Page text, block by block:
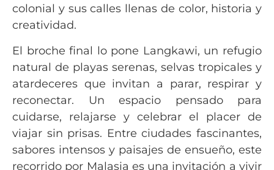
colonial y sus calles llenas de color, historia y
creatividad.
El broche final lo pone Langkawi, un refugio
natural de playas serenas, selvas tropicales y
atardeceres que invitan a parar, respirar y
reconectar. Un espacio pensado para
cuidarse, relajarse y celebrar el placer de
viajar sin prisas. Entre ciudades fascinantes,
sabores intensos y paisajes de ensueño, este
recorrido por Malasia es una invitación a vivir